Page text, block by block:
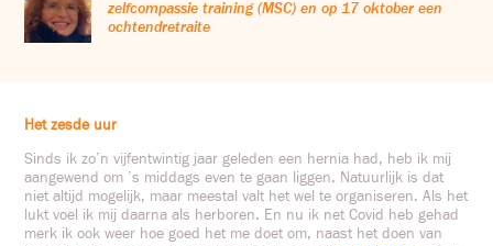
Audio’s
zelfcompassie training (MSC) en op 17 oktober een
ochtendretraite
Het zesde uur
Sinds ik zo’n vijfentwintig jaar geleden een hernia had, heb ik mij
aangewend om ’s middags even te gaan liggen. Natuurlijk is dat
niet altijd mogelijk, maar meestal valt het wel te organiseren. Als het
lukt voel ik mij daarna als herboren. En nu ik net Covid heb gehad
merk ik ook weer hoe goed het me doet om, naast het doen van